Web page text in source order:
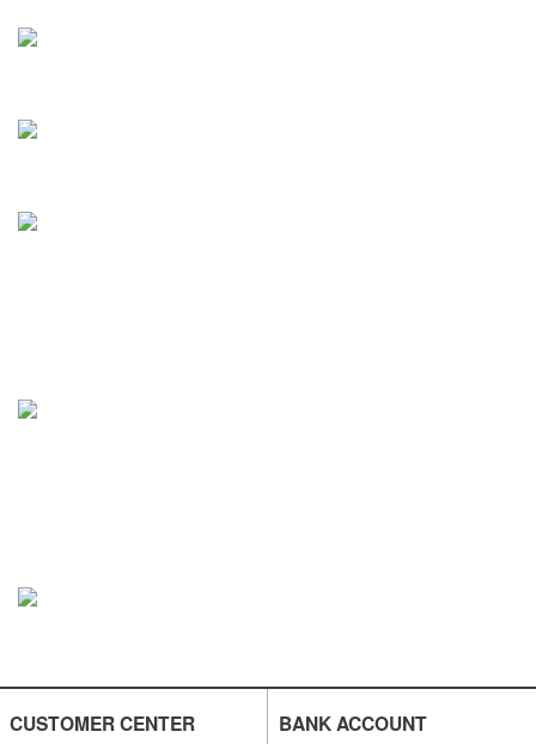
CUSTOMER CENTER BANK ACCOUNT